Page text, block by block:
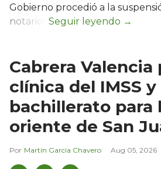
Gobierno procedió a la
notarios.
Cabrera Valencia
clínica del IMSS y
bachillerato para
oriente de San
Martín García Chavero Aug 05, 2026